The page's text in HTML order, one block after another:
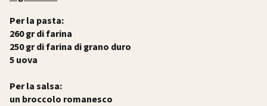
Per la pasta:
260 gr di farina
250 gr di farina di grano duro
5 uova
Per la salsa:
un broccolo romanesco